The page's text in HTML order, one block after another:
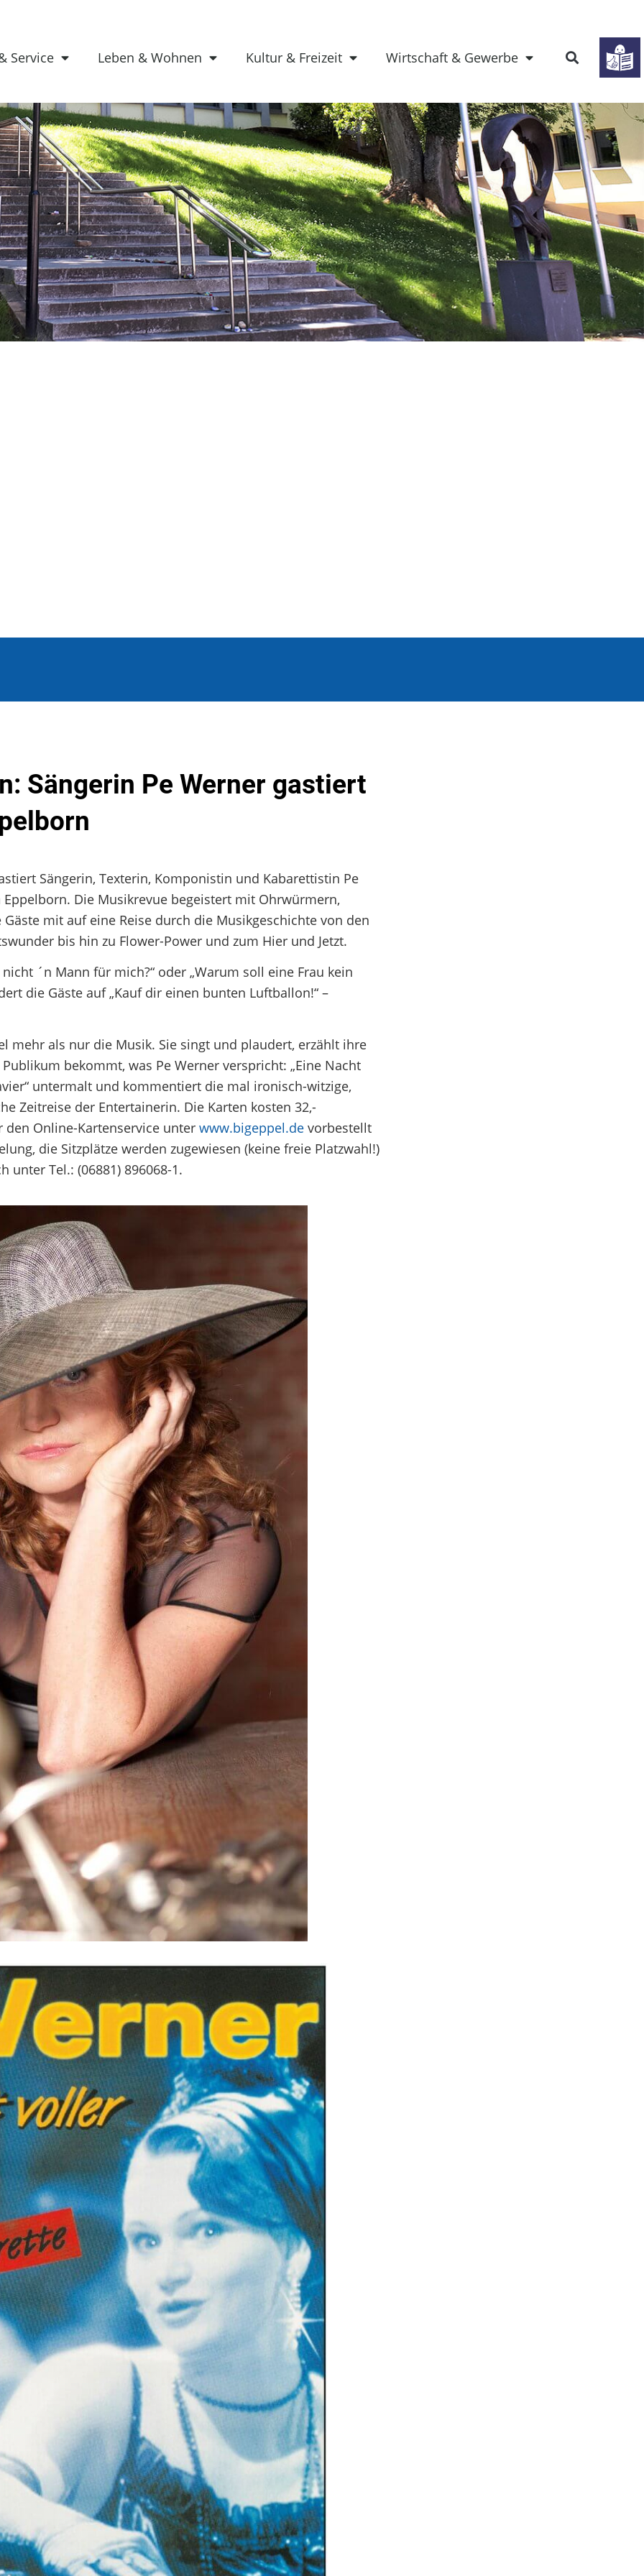
Service Leben & Wohnen Kultur & Freizeit Wirtschaft & Gewerbe
Sängerin Pe Werner gastiert
Sängerin, Texterin, Komponistin und Kabarettistin Pe
Die Musikrevue begeistert mit Ohrwürmern,
mit auf eine Reise durch die Musikgeschichte von den
bis hin zu Flower-Power und zum Hier und Jetzt.
´n Mann für mich?“ oder „Warum soll eine Frau kein
die Gäste auf „Kauf dir einen bunten Luftballon!“ –
mehr als nur die Musik. Sie singt und plaudert, erzählt ihre
bekommt, was Pe Werner verspricht: „Eine Nacht
untermalt und kommentiert die mal ironisch-witzige,
Zeitreise der Entertainerin. Die Karten kosten 32,-
Online-Kartenservice unter www.bigeppel.de vorbestellt
die Sitzplätze werden zugewiesen (keine freie Platzwahl!)
Tel.: (06881) 896068-1.